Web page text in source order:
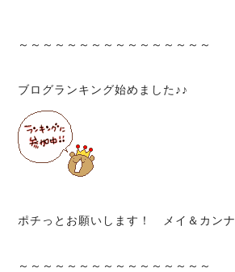
～～～～～～～～～～～～～～～～
ブログランキング始めました♪♪
ポチっとお願いします！ メイ＆カンナ
～～～～～～～～～～～～～～～～